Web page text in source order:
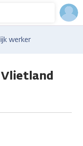
werker
Vlietland